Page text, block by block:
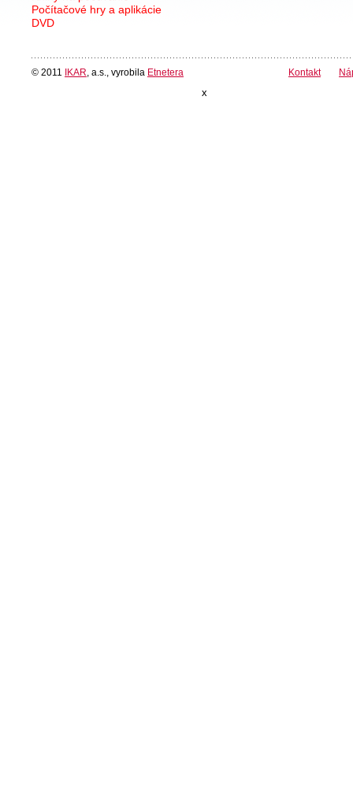
Počítačové hry a aplikácie
DVD
© 2011 IKAR , a.s., vyrobila Etnetera Kontakt
x